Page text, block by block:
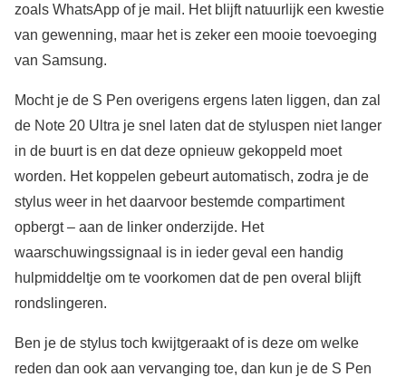
zoals WhatsApp of je mail. Het blijft natuurlijk een kwestie
van gewenning, maar het is zeker een mooie toevoeging
van Samsung.
Mocht je de S Pen overigens ergens laten liggen, dan zal
de Note 20 Ultra je snel laten dat de styluspen niet langer
in de buurt is en dat deze opnieuw gekoppeld moet
worden. Het koppelen gebeurt automatisch, zodra je de
stylus weer in het daarvoor bestemde compartiment
opbergt – aan de linker onderzijde. Het
waarschuwingssignaal is in ieder geval een handig
hulpmiddeltje om te voorkomen dat de pen overal blijft
rondslingeren.
Ben je de stylus toch kwijtgeraakt of is deze om welke
reden dan ook aan vervanging toe, dan kun je de S Pen